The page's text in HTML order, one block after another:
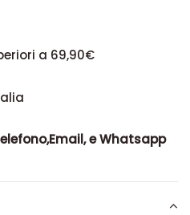
a 69,90€
e Whatsapp